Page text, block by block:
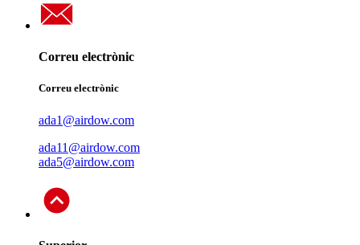
Correu electrònic
Correu electrònic
ada1@airdow.com
ada11@airdow.com
ada5@airdow.com